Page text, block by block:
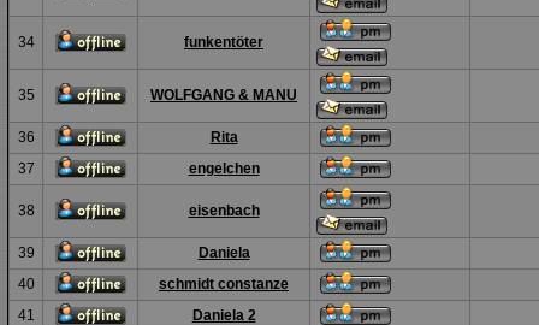
34 funkentöter
35 WOLFGANG & MANU
36
Rita
37
engelchen
38 eisenbach
39
Daniela
40
schmidt constanze
41
Daniela 2